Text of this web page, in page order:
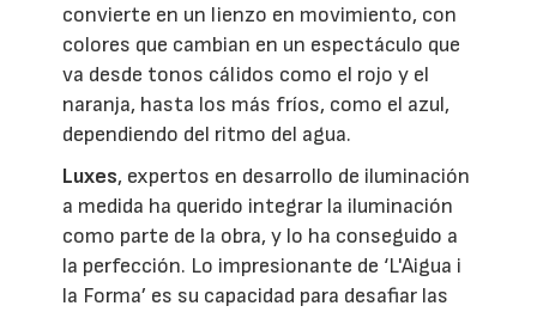
convierte en un lienzo en movimiento, con
colores que cambian en un espectáculo que
va desde tonos cálidos como el rojo y el
naranja, hasta los más fríos, como el azul,
dependiendo del ritmo del agua.
Luxes, expertos en desarrollo de iluminación
a medida ha querido integrar la iluminación
como parte de la obra, y lo ha conseguido a
la perfección. Lo impresionante de ‘L'Aigua i
la Forma’ es su capacidad para desafiar las